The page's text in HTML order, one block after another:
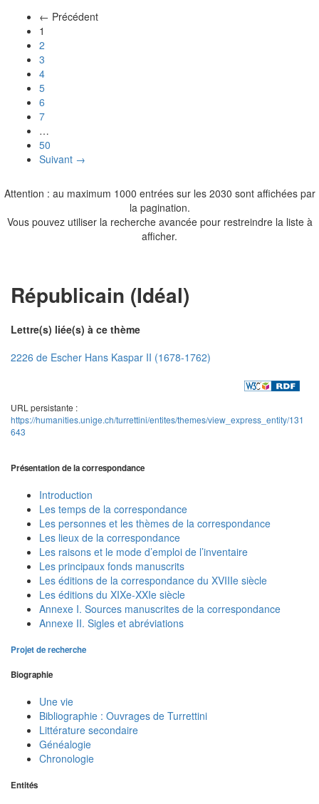
← Précédent
1
2
3
4
5
6
7
…
50
Suivant →
Attention : au maximum 1000 entrées sur les 2030 sont affichées par
la pagination.
Vous pouvez utiliser la recherche avancée pour restreindre la liste à
afficher.
Républicain (Idéal)
Lettre(s) liée(s) à ce thème
2226 de Escher Hans Kaspar II (1678-1762)
URL persistante :
https://humanities.unige.ch/turrettini/entites/themes/view_express_entity/131
643
Présentation de la correspondance
Introduction
Les temps de la correspondance
Les personnes et les thèmes de la correspondance
Les lieux de la correspondance
Les raisons et le mode d’emploi de l’inventaire
Les principaux fonds manuscrits
Les éditions de la correspondance du XVIIIe siècle
Les éditions du XIXe-XXIe siècle
Annexe I. Sources manuscrites de la correspondance
Annexe II. Sigles et abréviations
Projet de recherche
Biographie
Une vie
Bibliographie : Ouvrages de Turrettini
Littérature secondaire
Généalogie
Chronologie
Entités